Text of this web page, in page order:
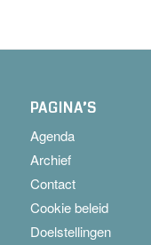
PAGINA’S
Agenda
Archief
Contact
Cookie beleid
Doelstellingen